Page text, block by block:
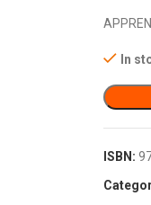
In
ISBN: